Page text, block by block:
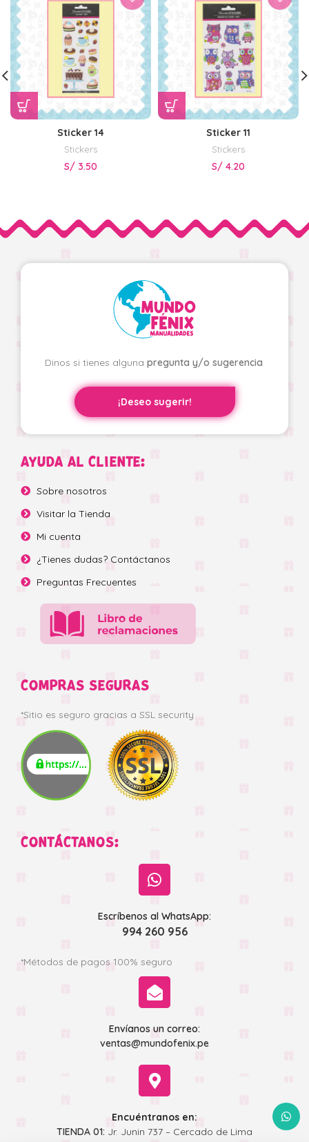
Sticker 14
Stickers
S/ 3.50
Sticker 11
Stickers
S/ 4.20
Dinos si tienes alguna pregunta y/o sugerencia.
¡Deseo sugerir!
AYUDA AL CLIENTE:
Sobre nosotros
Visitar la Tienda
Mi cuenta
¿Tienes dudas? Contáctanos
Preguntas Frecuentes
COMPRAS SEGURAS
*Sitio es seguro gracias a SSL security
CONTÁCTANOS:
Escríbenos al WhatsApp:
994 260 956
*Métodos de pagos 100% seguro
Envíanos un correo:
ventas@mundofenix.pe
Encuéntranos en:
TIENDA 01: Jr. Junin 737 – Cercado de Lima